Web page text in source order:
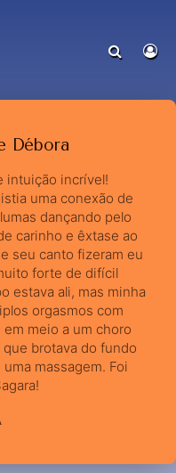
Débora
intuição incrível!
uma conexão de
dançando pelo
carinho e êxtase ao
seu canto fizeram eu
forte de difícil
estava ali, mas minha
orgasmos com
meio a um choro
brotava do fundo
massagem. Foi